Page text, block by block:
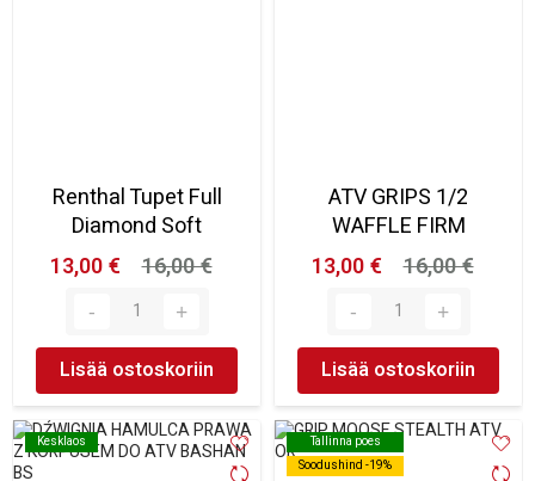
Renthal Tupet Full
Diamond Soft
13,00 €
16,00 €
Lisää ostoskoriin
ATV GRIPS 1/2
WAFFLE FIRM
13,00 €
16,00 €
Lisää ostoskoriin
Kesklaos
Kesklaos
Tallinna poes
Soodushind -19%
Tallinna poes
Soodushind -19%